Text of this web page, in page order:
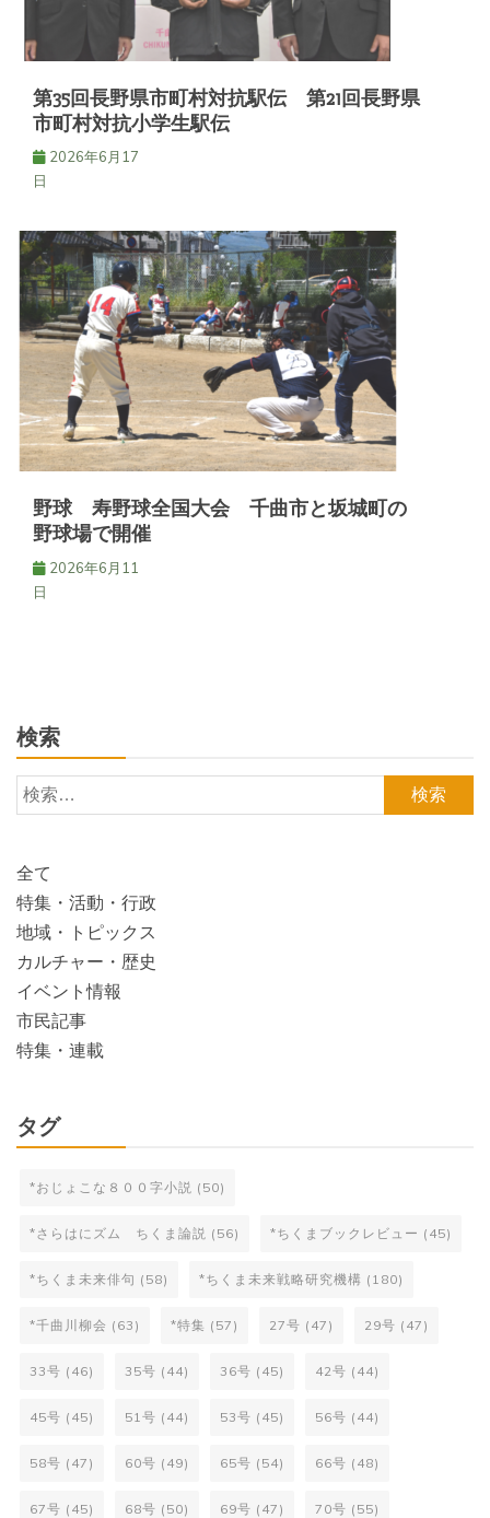
第35回長野県市町村対抗駅伝 第21回長野県
市町村対抗小学生駅伝
2026年6月17
日
野球 寿野球全国大会 千曲市と坂城町の
野球場で開催
2026年6月11
日
検索
検
索:
全て
特集・活動・行政
地域・トピックス
カルチャー・歴史
イベント情報
市民記事
特集・連載
タグ
*おじょこな８００字小説 (50)
*さらはにズム ちくま論説 (56) *ちくまブックレビュー (45)
*ちくま未来俳句 (58) *ちくま未来戦略研究機構 (180)
*千曲川柳会 (63) *特集 (57) 27号 (47) 29号 (47)
33号 (46) 35号 (44) 36号 (45) 42号 (44)
45号 (45) 51号 (44) 53号 (45) 56号 (44)
58号 (47) 60号 (49) 65号 (54) 66号 (48)
67号 (45) 68号 (50) 69号 (47) 70号 (55)